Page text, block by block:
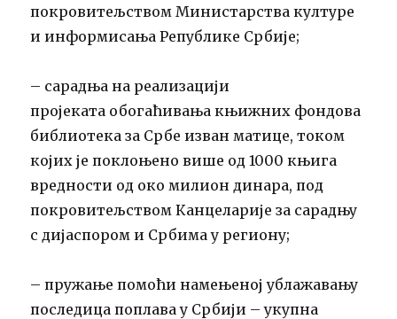
покровитељством Министарства културе
и информисања Републике Србије;
– сарадња на реализацији
пројеката обогаћивања књижних фондова
библиотека за Србе изван матице, током
којих је поклоњено више од 1000 књига
вредности од око милион динара, под
покровитељством Канцеларије за сарадњу
с дијаспором и Србима у региону;
– пружање помоћи намењеној ублажавању
последица поплава у Србији – укупна